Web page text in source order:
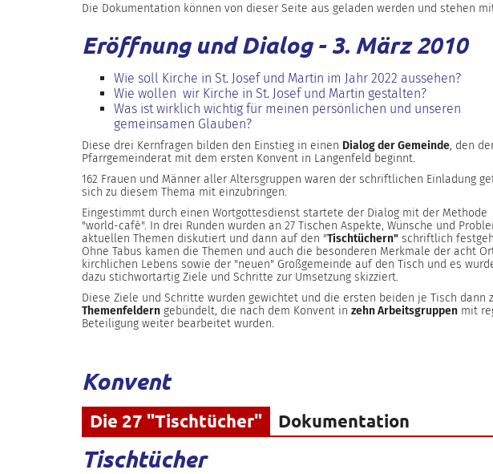
Die Dokumentation können von dieser Seite aus geladen werden und stehen
Eröffnung und Dialog - 3. März 2010
Wie soll Kirche in St. Josef und Martin im Jahr 2022 aussehen?
Wie wollen wir Kirche in St. Josef und Martin gestalten?
Was ist wirklich wichtig für meinen persönlichen und unseren
gemeinsamen Glauben?
Diese drei Kernfragen bilden den Einstieg in einen Dialog der Gemeinde, den
Pfarrgemeinderat mit dem ersten Konvent in Langenfeld beginnt.
162 Frauen und Männer aller Altersgruppen waren der schriftlichen Einladung
sich zu diesem Thema mit einzubringen.
Eingestimmt durch einen Wortgottesdienst startete der Dialog mit der Methode
"world-café". In drei Runden wurden an 27 Tischen Aspekte, Wünsche und
aktuellen Themen diskutiert und dann auf den "Tischtüchern" schriftlich
Ohne Tabus kamen die Themen und auch die besonderen Merkmale der acht
kirchlichen Lebens sowie der "neuen" Großgemeinde auf den Tisch und es
dazu stichwortartig Ziele und Schritte zur Umsetzung skizziert.
Diese Ziele und Schritte wurden gewichtet und die ersten beiden je Tisch dann
Themenfeldern gebündelt, die nach dem Konvent in zehn Arbeitsgruppen mit
Beteiligung weiter bearbeitet wurden.
Konvent
Die 27 "Tischtücher" Dokumentation
Tischtücher